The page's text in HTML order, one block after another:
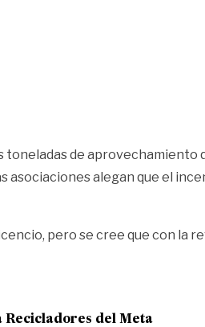
de aprovechamiento
asociaciones alegan que el
pero se cree que con la
del Meta